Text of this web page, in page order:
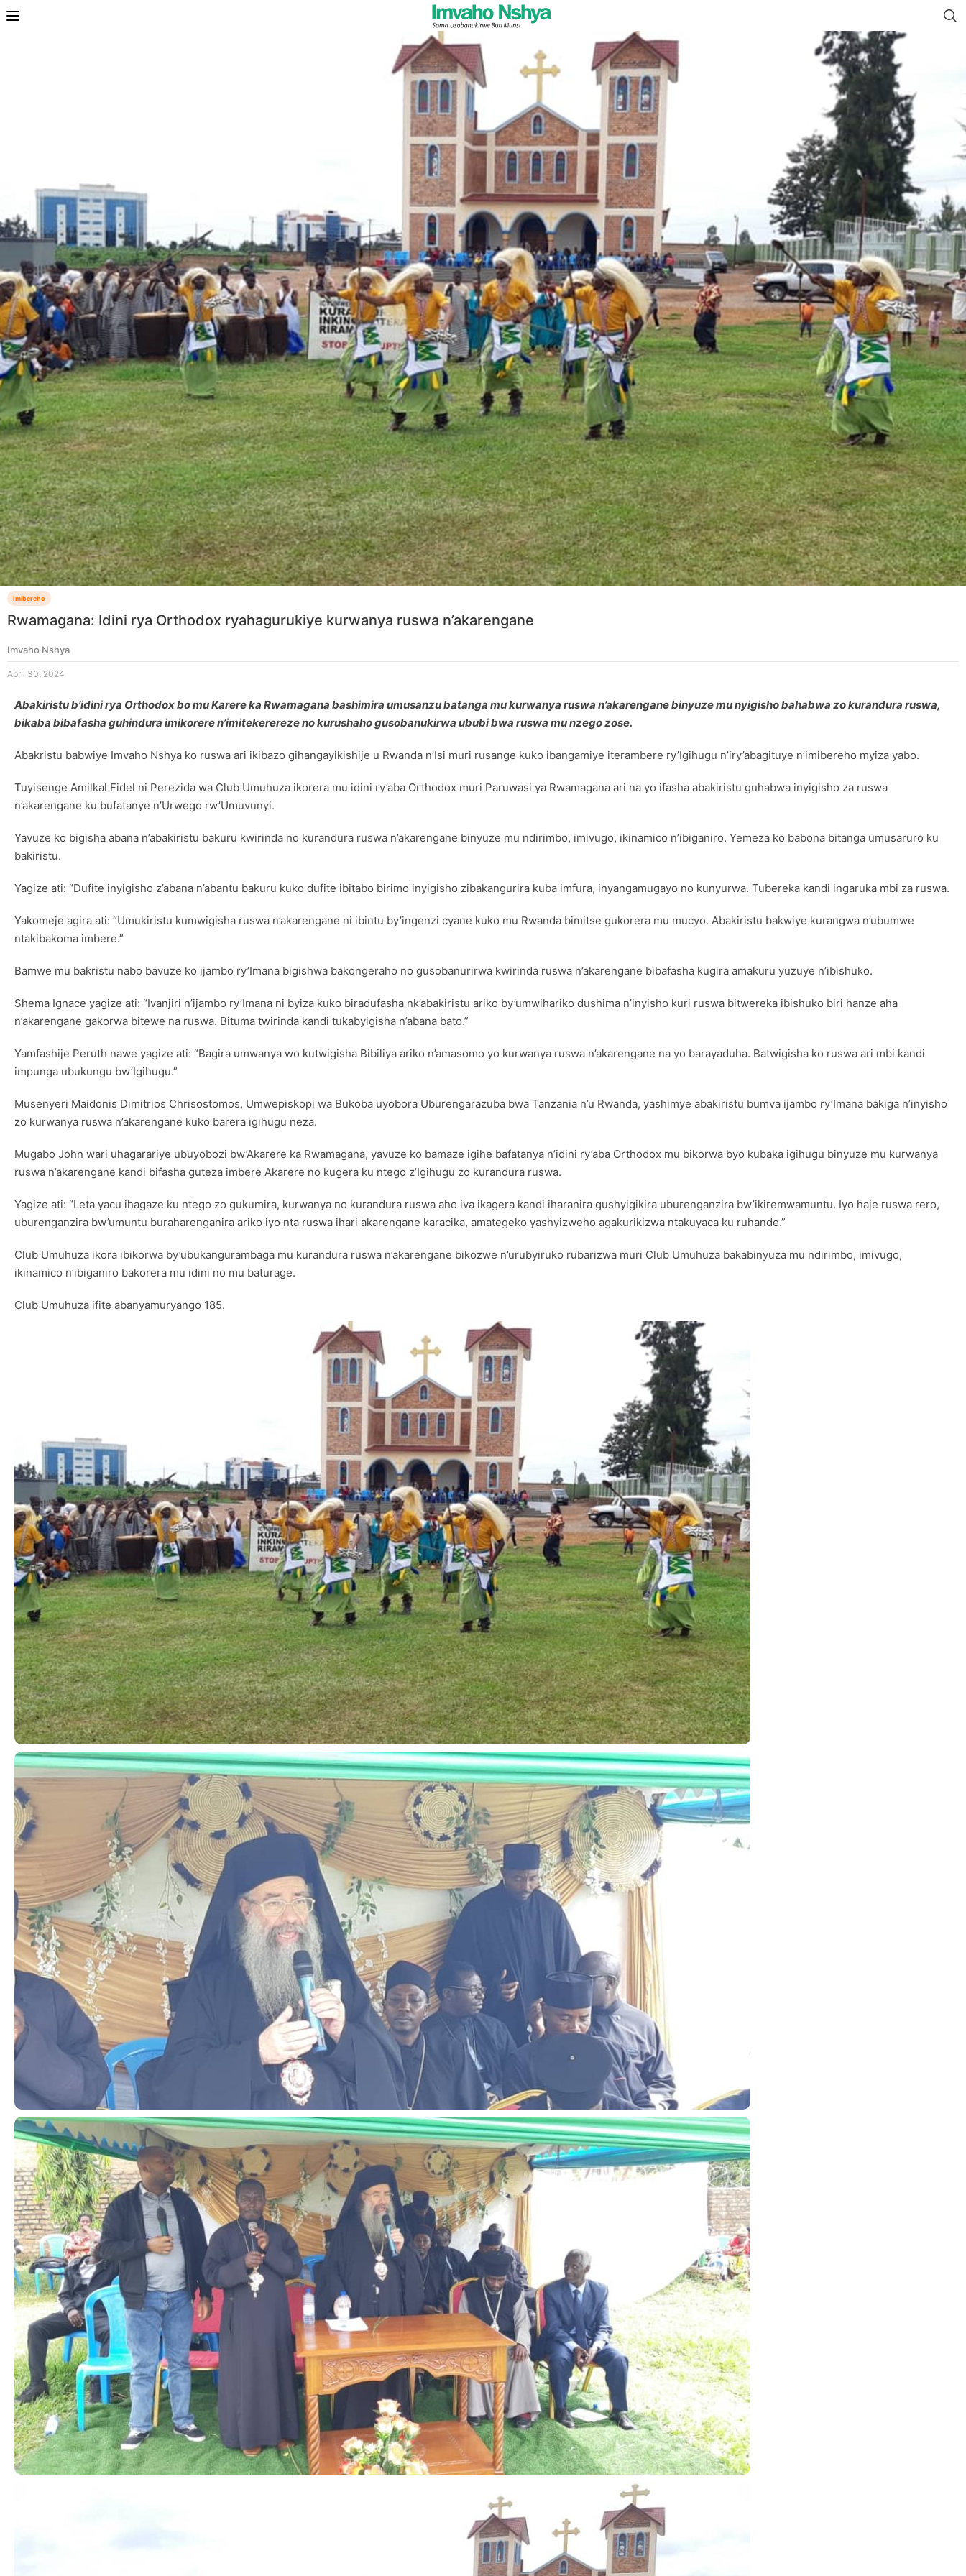
Imibereho
Rwamagana: Idini rya Orthodox ryahagurukiye kurwanya ruswa n’akarengane
Imvaho Nshya
April 30, 2024
Abakiristu b’idini rya Orthodox bo mu Karere ka Rwamagana bashimira umusanzu batanga mu kurwanya ruswa n’akarengane binyuze mu nyigisho bahabwa zo kurandura ruswa,
bikaba bibafasha guhindura imikorere n’imitekerereze no kurushaho gusobanukirwa ububi bwa ruswa mu nzego zose.
Abakristu babwiye Imvaho Nshya ko ruswa ari ikibazo gihangayikishije u Rwanda n’Isi muri rusange kuko ibangamiye iterambere ry’Igihugu n’iry’abagituye n’imibereho myiza yabo.
Tuyisenge Amilkal Fidel ni Perezida wa Club Umuhuza ikorera mu idini ry’aba Orthodox muri Paruwasi ya Rwamagana ari na yo ifasha abakiristu guhabwa inyigisho za ruswa
n’akarengane ku bufatanye n’Urwego rw’Umuvunyi.
Yavuze ko bigisha abana n’abakiristu bakuru kwirinda no kurandura ruswa n’akarengane binyuze mu ndirimbo, imivugo, ikinamico n’ibiganiro. Yemeza ko babona bitanga umusaruro ku
bakiristu.
Yagize ati: “Dufite inyigisho z’abana n’abantu bakuru kuko dufite ibitabo birimo inyigisho zibakangurira kuba imfura, inyangamugayo no kunyurwa. Tubereka kandi ingaruka mbi za ruswa.
Yakomeje agira ati: “Umukiristu kumwigisha ruswa n’akarengane ni ibintu by’ingenzi cyane kuko mu Rwanda bimitse gukorera mu mucyo. Abakiristu bakwiye kurangwa n’ubumwe
ntakibakoma imbere.”
Bamwe mu bakristu nabo bavuze ko ijambo ry’Imana bigishwa bakongeraho no gusobanurirwa kwirinda ruswa n’akarengane bibafasha kugira amakuru yuzuye n’ibishuko.
Shema Ignace yagize ati: “Ivanjiri n’ijambo ry’Imana ni byiza kuko biradufasha nk’abakiristu ariko by’umwihariko dushima n’inyisho kuri ruswa bitwereka ibishuko biri hanze aha
n’akarengane gakorwa bitewe na ruswa. Bituma twirinda kandi tukabyigisha n’abana bato.”
Yamfashije Peruth nawe yagize ati: “Bagira umwanya wo kutwigisha Bibiliya ariko n’amasomo yo kurwanya ruswa n’akarengane na yo barayaduha. Batwigisha ko ruswa ari mbi kandi
impunga ubukungu bw’Igihugu.”
Musenyeri Maidonis Dimitrios Chrisostomos, Umwepiskopi wa Bukoba uyobora Uburengarazuba bwa Tanzania n’u Rwanda, yashimye abakiristu bumva ijambo ry’Imana bakiga n’inyisho
zo kurwanya ruswa n’akarengane kuko barera igihugu neza.
Mugabo John wari uhagarariye ubuyobozi bw’Akarere ka Rwamagana, yavuze ko bamaze igihe bafatanya n’idini ry’aba Orthodox mu bikorwa byo kubaka igihugu binyuze mu kurwanya
ruswa n’akarengane kandi bifasha guteza imbere Akarere no kugera ku ntego z’Igihugu zo kurandura ruswa.
Yagize ati: “Leta yacu ihagaze ku ntego zo gukumira, kurwanya no kurandura ruswa aho iva ikagera kandi iharanira gushyigikira uburenganzira bw’ikiremwamuntu. Iyo haje ruswa rero,
uburenganzira bw’umuntu buraharenganira ariko iyo nta ruswa ihari akarengane karacika, amategeko yashyizweho agakurikizwa ntakuyaca ku ruhande.”
Club Umuhuza ikora ibikorwa by’ubukangurambaga mu kurandura ruswa n’akarengane bikozwe n’urubyiruko rubarizwa muri Club Umuhuza bakabinyuza mu ndirimbo, imivugo,
ikinamico n’ibiganiro bakorera mu idini no mu baturage.
Club Umuhuza ifite abanyamuryango 185.